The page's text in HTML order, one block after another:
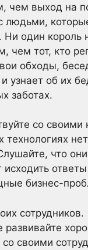
чем выход на
людьми,
Ни один король
чем тот, кто
обходы,
узнает об их
заботах.
со своими
технологиях
что они
исходить
бизнес-
сотрудников.
развивайте
своими